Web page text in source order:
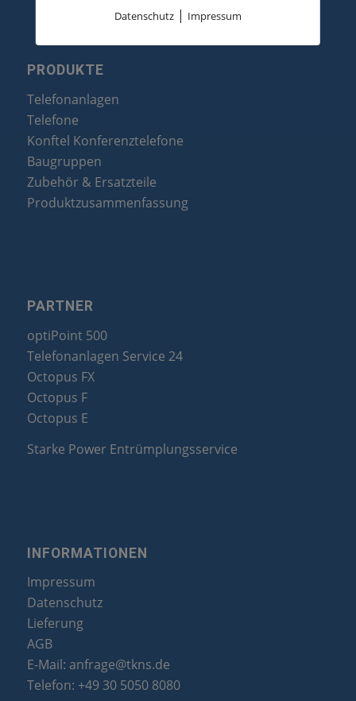
PRODUKTE
Telefonanlagen
Telefone
Konftel Konferenztelefone
Baugruppen
Zubehör & Ersatzteile
Produktzusammenfassung
PARTNER
optiPoint 500
Telefonanlagen Service 24
Octopus FX
Octopus F
Octopus E
Starke Power Entrümplungsservice
INFORMATIONEN
Impressum
Datenschutz
Lieferung
AGB
E-Mail: anfrage@tkns.de
Telefon: +49 30 5050 8080
Datenschutz| Impressum